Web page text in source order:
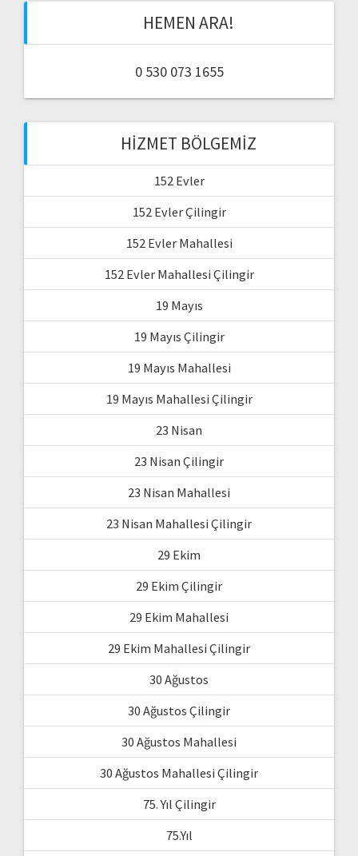
HEMEN ARA!
0 530 073 1655
HIZMET BÖLGEMIZ
152 Evler
152 Evler Çilingir
152 Evler Mahallesi
152 Evler Mahallesi Çilingir
19 Mayıs
19 Mayıs Çilingir
19 Mayıs Mahallesi
19 Mayıs Mahallesi Çilingir
23 Nisan
23 Nisan Çilingir
23 Nisan Mahallesi
23 Nisan Mahallesi Çilingir
29 Ekim
29 Ekim Çilingir
29 Ekim Mahallesi
29 Ekim Mahallesi Çilingir
30 Ağustos
30 Ağustos Çilingir
30 Ağustos Mahallesi
30 Ağustos Mahallesi Çilingir
75. Yıl Çilingir
75.Yıl